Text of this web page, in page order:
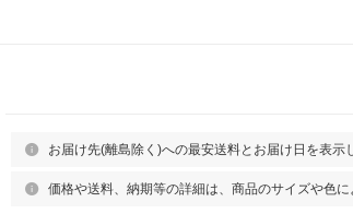
お届け先(離島除く)への最安送料とお届け日を表示
価格や送料、納期等の詳細は、商品のサイズや色